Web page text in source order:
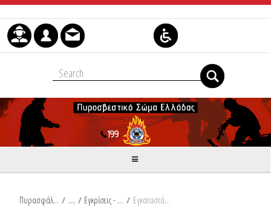
Skip to Content
Πυρασφάλεια / Εγκρίσεις - Γνωστοποιήσεις Επιχειρήσεων / Εγκαταστάσεις Οχημάτων